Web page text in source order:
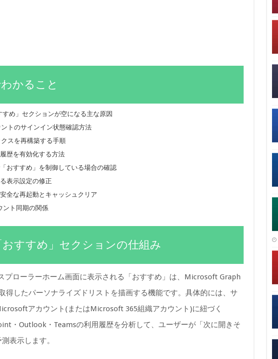
かること
すめ」セクションが空になる主な原因
トのサインイン状態確認方法
スを再構築する手順
歴を有効化する方法
おすすめ」を制御している場合の確認
表示設定の修正
全な再起動とキャッシュクリア
ント同期の関係
おすすめ」セクションの仕組み
プローラーホーム画面に表示される「おすすめ」は、Microsoft Graph
得したパーソナライズドリストを描画する機能です。具体的には、サ
アカウント(またはMicrosoft 365組織アカウント)に紐づく
・Outlook・Teamsの利用履歴を分析して、ユーザーが「次に開きそ
表示します。